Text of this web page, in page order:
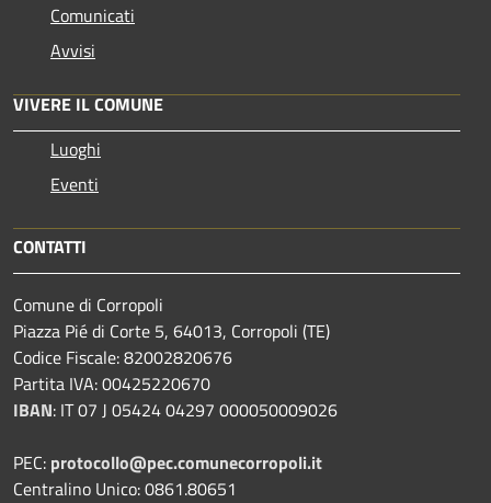
Comunicati
Avvisi
VIVERE IL COMUNE
Luoghi
Eventi
CONTATTI
Comune di Corropoli
Piazza Pié di Corte 5, 64013, Corropoli (TE)
Codice Fiscale: 82002820676
Partita IVA: 00425220670
IBAN: IT 07 J 05424 04297 000050009026
PEC: protocollo@pec.comunecorropoli.it
Centralino Unico: 0861.80651